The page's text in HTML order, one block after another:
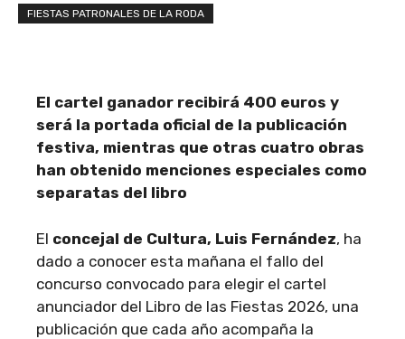
FIESTAS PATRONALES DE LA RODA
El cartel ganador recibirá 400 euros y
será la portada oficial de la publicación
festiva, mientras que otras cuatro obras
han obtenido menciones especiales como
separatas del libro
El concejal de Cultura, Luis Fernández, ha
dado a conocer esta mañana el fallo del
concurso convocado para elegir el cartel
anunciador del Libro de las Fiestas 2026, una
publicación que cada año acompaña la